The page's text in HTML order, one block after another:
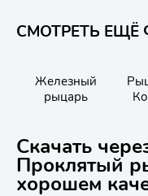
СМОТРЕТЬ
Железный
рыцарь
Скачать
Проклятый
хорошем